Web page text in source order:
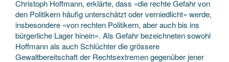
Christoph Hoffmann, erklärte, dass «die rechte Gefahr von
den Politikern häufig unterschätzt oder verniedlicht» werde,
insbesondere «von rechten Politikern, aber auch bis ins
bürgerliche Lager hinein». Als Gefahr bezeichneten sowohl
Hoffmann als auch Schlüchter die grössere
Gewaltbereitschaft der Rechtsextremen gegenüber jener